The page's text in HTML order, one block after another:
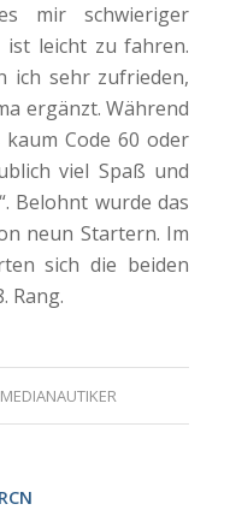
mir schwieriger
leicht zu fahren.
ich sehr zufrieden,
ergänzt. Während
Code 60 oder
viel Spaß und
Belohnt wurde das
neun Startern. Im
sich die beiden
Rang.
MEDIANAUTIKER
RCN